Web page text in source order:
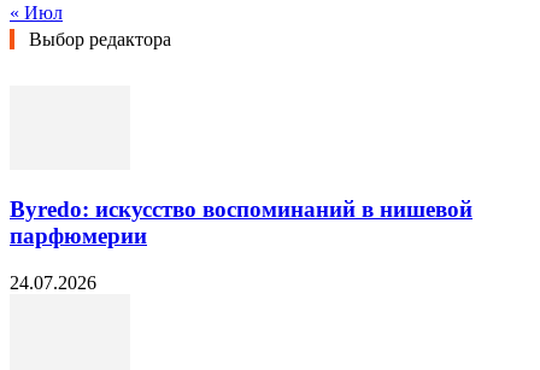
« Июл
Выбор редактора
Byredo: искусство воспоминаний в нишевой
парфюмерии
24.07.2026